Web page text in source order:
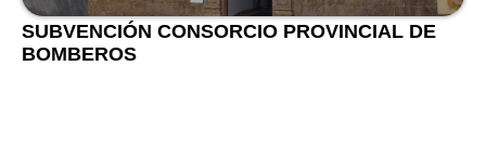
SUBVENCIÓN CONSORCIO PROVINCIAL DE
BOMBEROS